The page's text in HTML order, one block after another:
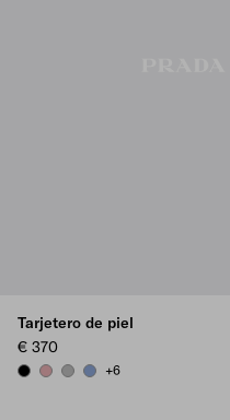
Tarjetero de piel
€ 370
BLACKROSY BLUSH
DARK GREY
AVIATOR BLUE
+6